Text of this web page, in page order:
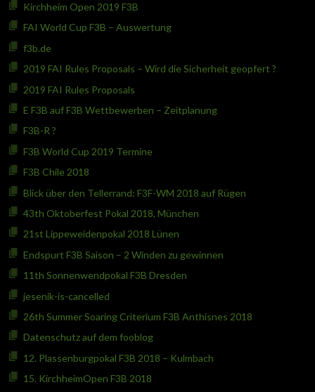
Kirchheim Open 2019 F3B
FAI World Cup F3B – Auswertung
f3b.de
2019 FAI Rules Proposals – Wird die Sicherheit geopfert ?
2019 FAI Rules Proposals
E F3B auf F3B Wettbewerben – Zeitplanung
F3B-R ?
F3B World Cup 2019 Termine
F3B Chile 2018
Blick über den Tellerrand: F3F-WM 2018 auf Rügen
43th Oktoberfest Pokal 2018, München
21st Lippeweidenpokal 2018 Lünen
Endspurt F3B Saison – 2 Winden zu gewinnen
11th Sonnenwendpokal F3B Dresden
jesenik-is-cancelled
26th Summer Soaring Criterium F3B Anthisnes 2018
Datenschutz auf dem fooblog
12. Plassenburgpokal F3B 2018 – Kulmbach
15. KirchheimOpen F3B 2018